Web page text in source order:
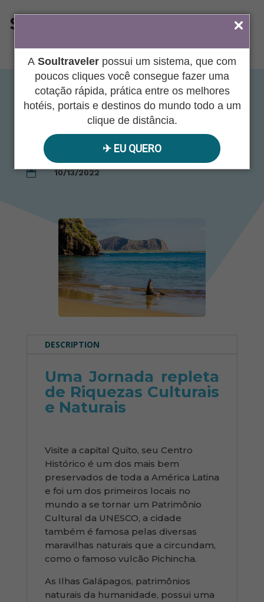
A Soultraveler possui um sistema, que com
poucos cliques você consegue fazer uma
cotação rápida, prática entre os melhores
hotéis, portais e destinos do mundo todo a um
clique de distância.
✈︎ EU QUERO
ÁREA DO AGENTE
EQUADOR – Quito &
Galápagos
 10/13/2022
DESCRIPTION
Uma Jornada repleta
de Riquezas Culturais
e Naturais
Visite a capital Quito, seu Centro
Histórico é um dos mais bem
preservados de toda a América Latina
e foi um dos primeiros locais no
mundo a se tornar um Patrimônio
Cultural da UNESCO, a cidade
também é famosa pelas diversas
maravilhas naturais que a circundam,
como o famoso vulcão Pichincha.
As Ilhas Galápagos, patrimônios
naturais da humanidade, possui uma